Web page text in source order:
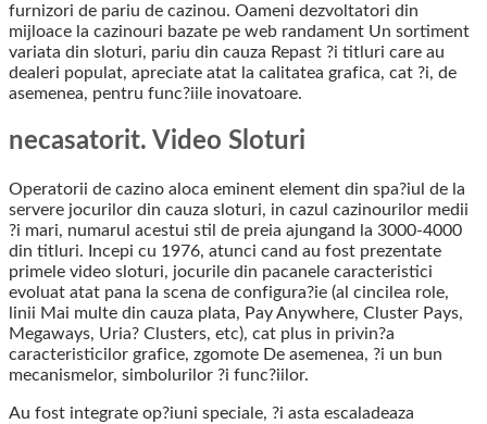
furnizori de pariu de cazinou. Oameni dezvoltatori din
mijloace la cazinouri bazate pe web randament Un sortiment
variata din sloturi, pariu din cauza Repast ?i titluri care au
dealeri populat, apreciate atat la calitatea grafica, cat ?i, de
asemenea, pentru func?iile inovatoare.
necasatorit. Video Sloturi
Operatorii de cazino aloca eminent element din spa?iul de la
servere jocurilor din cauza sloturi, in cazul cazinourilor medii
?i mari, numarul acestui stil de preia ajungand la 3000-4000
din titluri. Incepi cu 1976, atunci cand au fost prezentate
primele video sloturi, jocurile din pacanele caracteristici
evoluat atat pana la scena de configura?ie (al cincilea role,
linii Mai multe din cauza plata, Pay Anywhere, Cluster Pays,
Megaways, Uria? Clusters, etc), cat plus in privin?a
caracteristicilor grafice, zgomote De asemenea, ?i un bun
mecanismelor, simbolurilor ?i func?iilor.
Au fost integrate op?iuni speciale, ?i asta escaladeaza